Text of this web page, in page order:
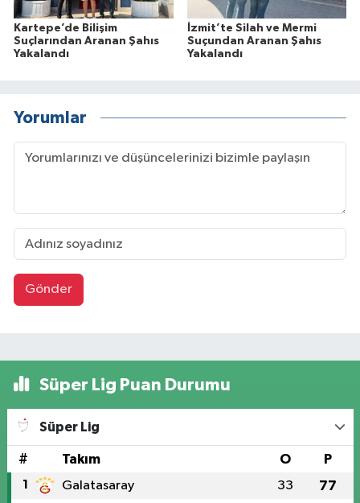
Kartepe’de Bilişim
Suçlarından Aranan Şahıs
Yakalandı
İzmit’te Silah ve Mermi
Suçundan Aranan Şahıs
Yakalandı
Yorumlar
Gönder
Süper Lig Puan Durumu
Süper Lig
# Takım O P
1 Galatasaray 33 77